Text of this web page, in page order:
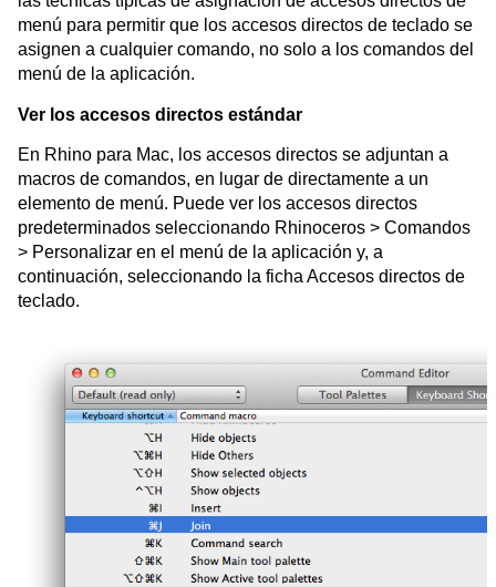
menú para permitir que los accesos directos de teclado se
asignen a cualquier comando, no solo a los comandos del
menú de la aplicación.
Ver los accesos directos estándar
En Rhino para Mac, los accesos directos se adjuntan a
macros de comandos, en lugar de directamente a un
elemento de menú. Puede ver los accesos directos
predeterminados seleccionando Rhinoceros > Comandos
> Personalizar en el menú de la aplicación y, a
continuación, seleccionando la ficha Accesos directos de
teclado.